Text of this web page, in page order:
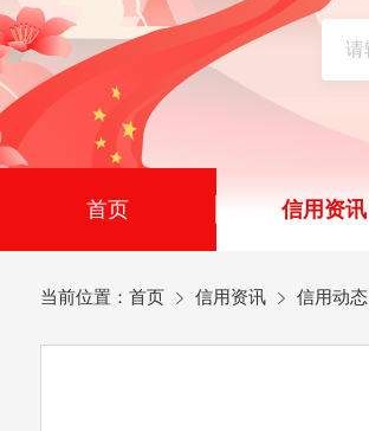
首页 信用资讯
当前位置： 首页 信用资讯 信用动态